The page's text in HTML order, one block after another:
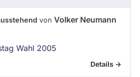
von Volker Neumann
Wahl 2005
Details ->